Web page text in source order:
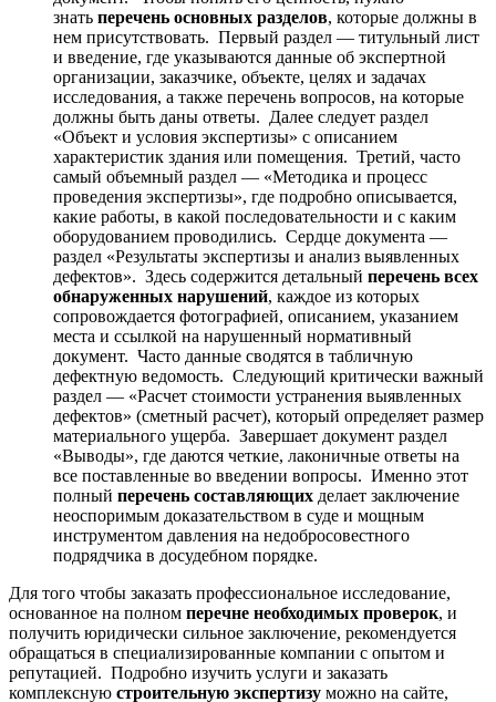
знать перечень основных разделов, которые должны в
нем присутствовать. Первый раздел — титульный лист
и введение, где указываются данные об экспертной
организации, заказчике, объекте, целях и задачах
исследования, а также перечень вопросов, на которые
должны быть даны ответы. Далее следует раздел
«Объект и условия экспертизы» с описанием
характеристик здания или помещения. Третий, часто
самый объемный раздел — «Методика и процесс
проведения экспертизы», где подробно описывается,
какие работы, в какой последовательности и с каким
оборудованием проводились. Сердце документа —
раздел «Результаты экспертизы и анализ выявленных
дефектов». Здесь содержится детальный перечень всех
обнаруженных нарушений, каждое из которых
сопровождается фотографией, описанием, указанием
места и ссылкой на нарушенный нормативный
документ. Часто данные сводятся в табличную
дефектную ведомость. Следующий критически важный
раздел — «Расчет стоимости устранения выявленных
дефектов» (сметный расчет), который определяет размер
материального ущерба. Завершает документ раздел
«Выводы», где даются четкие, лаконичные ответы на
все поставленные во введении вопросы. Именно этот
полный перечень составляющих делает заключение
неоспоримым доказательством в суде и мощным
инструментом давления на недобросовестного
подрядчика в досудебном порядке.
Для того чтобы заказать профессиональное исследование,
основанное на полном перечне необходимых проверок, и
получить юридически сильное заключение, рекомендуется
обращаться в специализированные компании с опытом и
репутацией. Подробно изучить услуги и заказать
комплексную строительную экспертизу можно на сайте,